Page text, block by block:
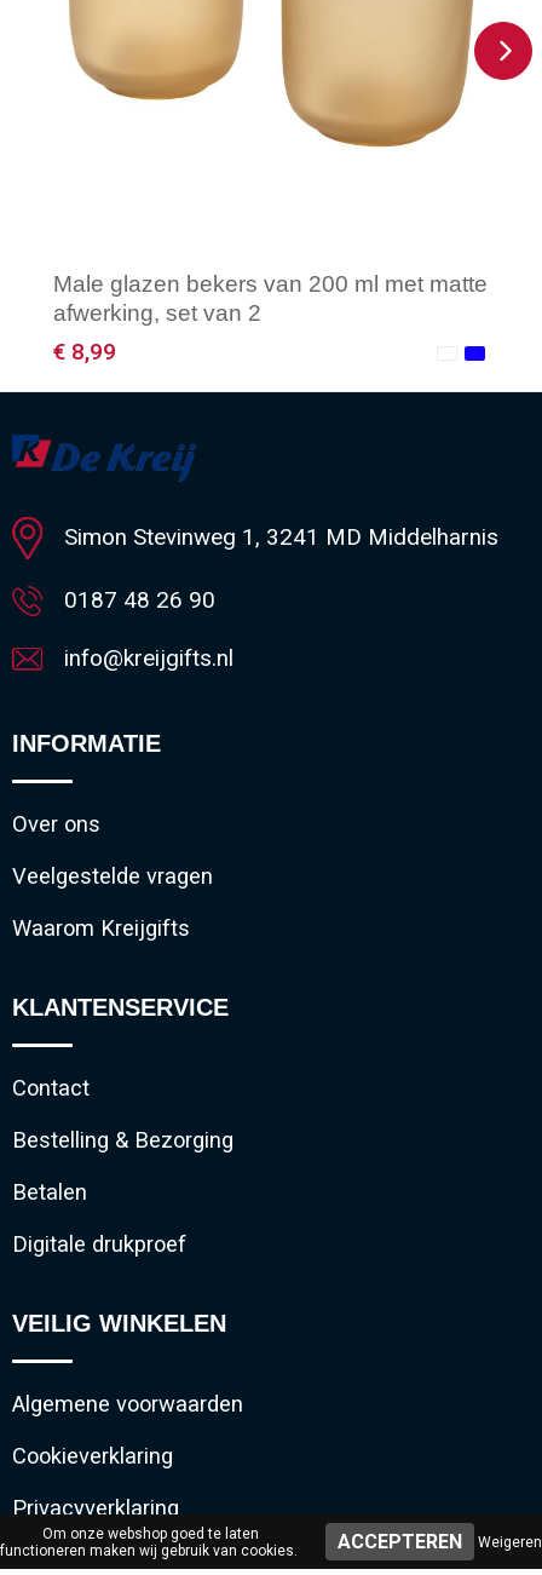
Male glazen bekers van 200 ml met matte
afwerking, set van 2
€ 8,99
Minimale afname: 1
Simon Stevinweg 1, 3241 MD Middelharnis
0187 48 26 90
info@kreijgifts.nl
INFORMATIE
Over ons
Veelgestelde vragen
Waarom Kreijgifts
KLANTENSERVICE
Contact
Bestelling & Bezorging
Betalen
Digitale drukproef
VEILIG WINKELEN
Algemene voorwaarden
Cookieverklaring
Privacyverklaring
Disclaimer
Om onze webshop goed te laten
functioneren maken wij gebruik van cookies.
Weigeren